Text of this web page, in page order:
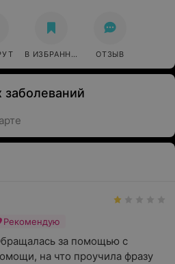
В ИЗБРАННОЕ ОТЗЫВ
Рекомендую
за помощью с
на что проучила фразу